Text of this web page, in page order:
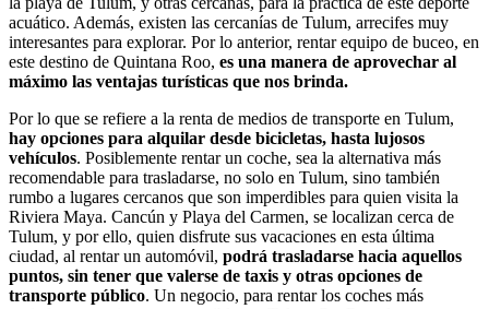
acuático. Además, existen las cercanías de Tulum, arrecifes muy
interesantes para explorar. Por lo anterior, rentar equipo de buceo, en
este destino de Quintana Roo, es una manera de aprovechar al
máximo las ventajas turísticas que nos brinda.
Por lo que se refiere a la renta de medios de transporte en Tulum,
hay opciones para alquilar desde bicicletas, hasta lujosos
vehículos. Posiblemente rentar un coche, sea la alternativa más
recomendable para trasladarse, no solo en Tulum, sino también
rumbo a lugares cercanos que son imperdibles para quien visita la
Riviera Maya. Cancún y Playa del Carmen, se localizan cerca de
Tulum, y por ello, quien disfrute sus vacaciones en esta última
ciudad, al rentar un automóvil, podrá trasladarse hacia aquellos
puntos, sin tener que valerse de taxis y otras opciones de
transporte público. Un negocio, para rentar los coches más